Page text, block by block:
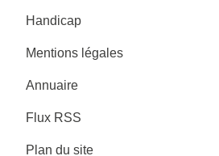
Handicap
Mentions légales
Annuaire
Flux RSS
Plan du site